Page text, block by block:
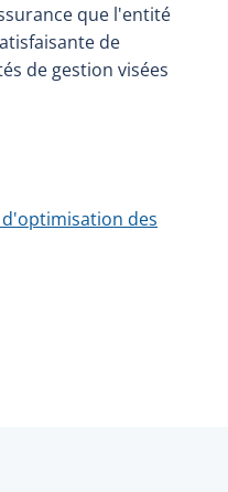
que l'entité
de
de gestion visées
des